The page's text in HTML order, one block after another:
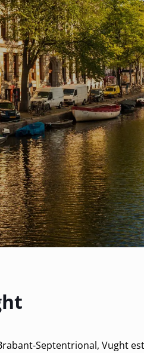
Septentrional, Vught